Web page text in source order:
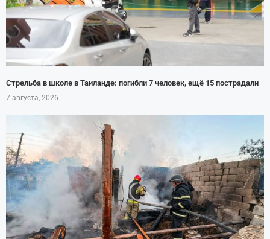
Стрельба в школе в Таиланде: погибли 7 человек, ещё 15 пострадали
7 августа, 2026